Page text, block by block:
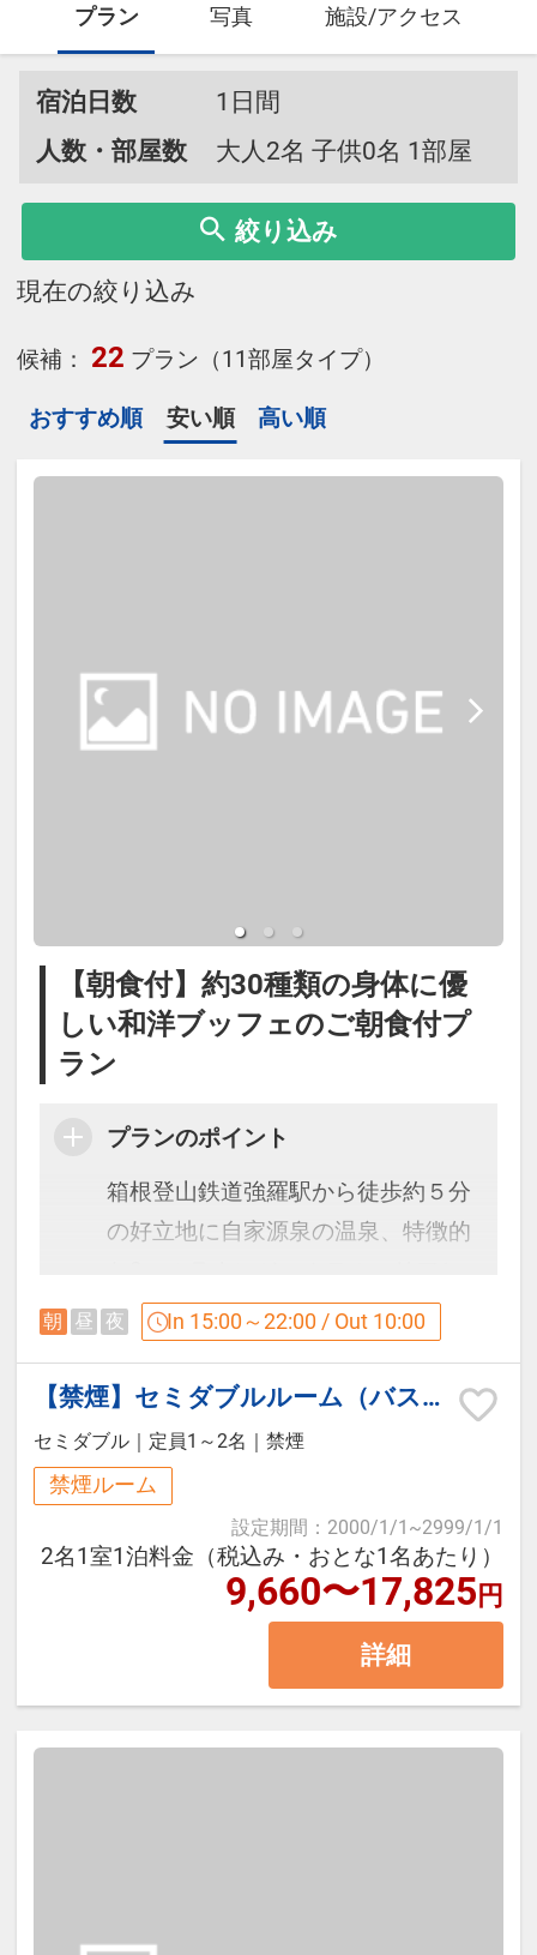
プラン 写真 施設/アクセス
宿泊日数
1日間
人数・部屋数
大人2名 子供0名 1部屋
絞り込み
現在の絞り込み
候補： 22 プラン（11部屋タイプ）
おすすめ順 安い順 高い順
【朝食付】約30種類の身体に優
しい和洋ブッフェのご朝食付プ
ラン
プランのポイント
箱根登山鉄道強羅駅から徒歩約５分
の好立地に自家源泉の温泉、特徴的
コンドミニアム棟、それぞれのご滞
在スタイルに合わせたやすらぎの空
間をお過ごしいただけます。
施設は東棟（フロント、レストラン
等）・西棟（大浴場、ラウンジ
等）・コンドミニアム棟の3棟で 構
成されています。
東棟、西棟は連絡通路で内部接続し
ていますがコンドミニアム棟は内部
で接続しておらず、 行き来には公道
をお通りいただく必要がございます
・ホテル内でのご精算は現金のご利
朝 昼 夜 In 15:00～22:00 / Out 10:00
【禁煙】セミダブルルーム（バスタブ・シャワー・洗面台なし）
セミダブル｜ 定員1～2名 ｜ 禁煙
禁煙ルーム
設定期間 ： 2000/1/1 ~2999/1/1
2名1室1泊料金（税込み・おとな1名あたり）
9,660〜17,825円
詳細